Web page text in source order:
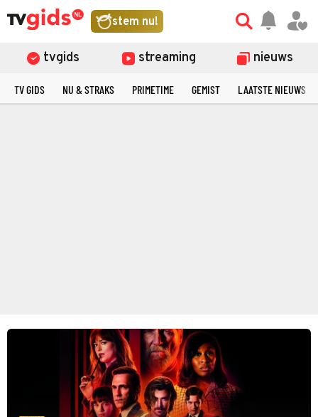
stem nu!
tvgids streaming nieuws
TV GIDS NU & STRAKS PRIMETIME GEMIST LAATSTE NIEUWS